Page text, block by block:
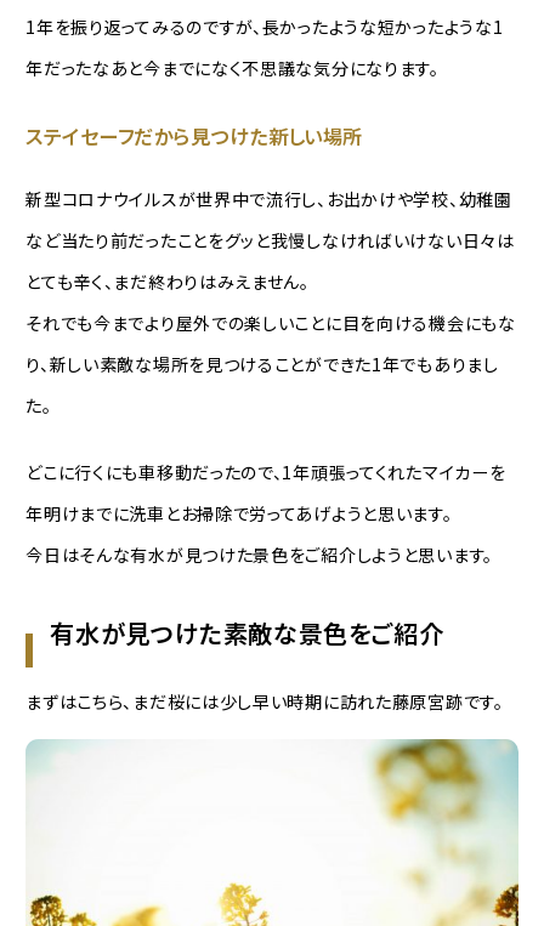
1年を振り返ってみるのですが、長かったような短かったような1
年だったなあと今までになく不思議な気分になります。
ステイセーフだから見つけた新しい場所
新型コロナウイルスが世界中で流行し、お出かけや学校、幼稚園
など当たり前だったことをグッと我慢しなければいけない日々は
とても辛く、まだ終わりはみえません。
それでも今までより屋外での楽しいことに目を向ける機会にもな
り、新しい素敵な場所を見つけることができた1年でもありまし
た。
どこに行くにも車移動だったので、1年頑張ってくれたマイカーを
年明けまでに洗車とお掃除で労ってあげようと思います。
今日はそんな有水が見つけた景色をご紹介しようと思います。
有水が見つけた素敵な景色をご紹介
まずはこちら、まだ桜には少し早い時期に訪れた藤原宮跡です。